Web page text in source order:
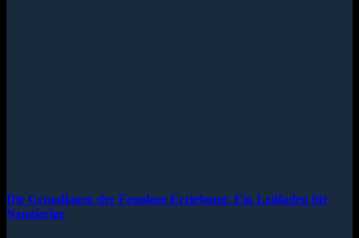
Die Grundlagen der Femdom Erziehung: Ein Leitfaden für
Neugierige